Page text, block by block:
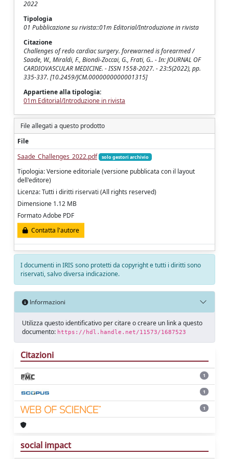
2022
Tipologia
01 Pubblicazione su rivista::01m Editorial/Introduzione in rivista
Citazione
Challenges of redo cardiac surgery. forewarned is forearmed /
Saade, W., Miraldi, F., Biondi-Zoccai, G., Frati, G.. - In: JOURNAL OF
CARDIOVASCULAR MEDICINE. - ISSN 1558-2027. - 23:5(2022), pp.
335-337. [10.2459/JCM.0000000000001315]
Appartiene alla tipologia:
01m Editorial/Introduzione in rivista
File allegati a questo prodotto
File
Saade_Challenges_2022.pdf
solo gestori archivio
Tipologia: Versione editoriale (versione pubblicata con il layout
dell'editore)
Licenza: Tutti i diritti riservati (All rights reserved)
Dimensione 1.12 MB
Formato Adobe PDF
Contatta l'autore
I documenti in IRIS sono protetti da copyright e tutti i diritti sono
riservati, salvo diversa indicazione.
Informazioni
Utilizza questo identificativo per citare o creare un link a questo
documento: https://hdl.handle.net/11573/1687523
Citazioni
1
1
1
social impact